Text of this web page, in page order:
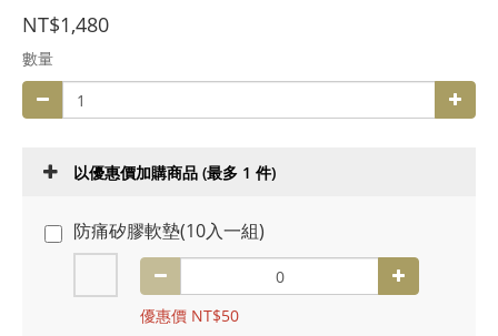
NT$1,480
數量
以優惠價加購商品 (最多 1 件)
防痛矽膠軟墊(10入一組)
優惠價 NT$50